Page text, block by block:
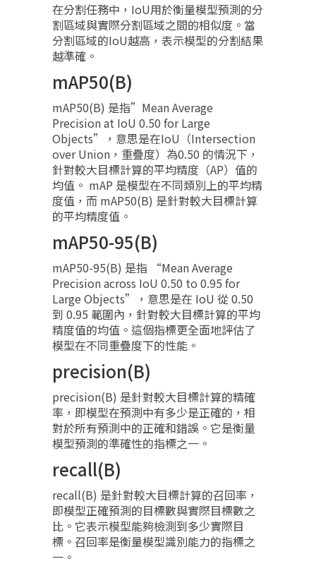
在分割任務中，IoU用於衡量模型預測的分
割區域與實際分割區域之間的相似度。當
分割區域的IoU越高，表示模型的分割結果
越準確。
mAP50(B)
mAP50(B) 是指”Mean Average
Precision at IoU 0.50 for Large
Objects”，意思是在IoU（Intersection
over Union，重疊度）為0.50 的情況下，
針對較大目標計算的平均精度（AP）值的
均值。 mAP 是模型在不同類別上的平均精
度值，而 mAP50(B) 是針對較大目標計算
的平均精度值。
mAP50-95(B)
mAP50-95(B) 是指 “Mean Average
Precision across IoU 0.50 to 0.95 for
Large Objects”，意思是在 IoU 從 0.50
到 0.95 範圍內，針對較大目標計算的平均
精度值的均值。這個指標更全面地評估了
模型在不同重疊度下的性能。
precision(B)
precision(B) 是針對較大目標計算的精確
率，即模型在預測中有多少是正確的，相
對於所有預測中的正確和錯誤。它是衡量
模型預測的準確性的指標之一。
recall(B)
recall(B) 是針對較大目標計算的召回率，
即模型正確預測的目標數與實際目標數之
比。它表示模型能夠檢測到多少實際目
標。召回率是衡量模型識別能力的指標之
一。